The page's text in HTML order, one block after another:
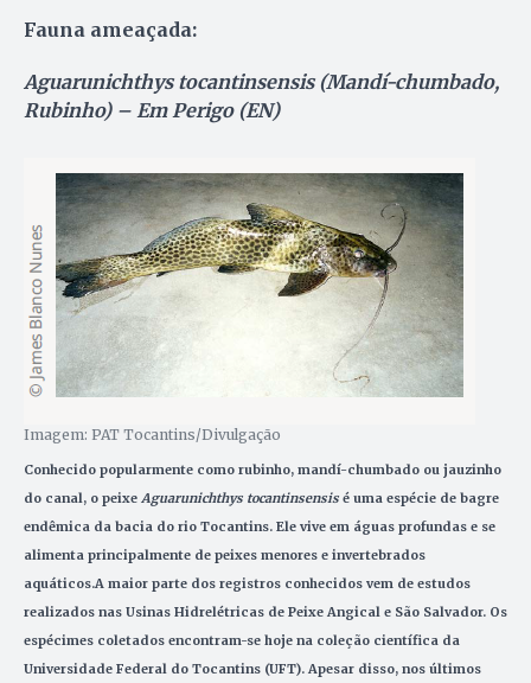
Fauna ameaçada:
Aguarunichthys tocantinsensis (Mandí-chumbado,
Rubinho) – Em Perigo (EN)
Imagem: PAT Tocantins/Divulgação
Conhecido popularmente como rubinho, mandí-chumbado ou jauzinho
do canal, o peixe Aguarunichthys tocantinsensis é uma espécie de bagre
endêmica da bacia do rio Tocantins. Ele vive em águas profundas e se
alimenta principalmente de peixes menores e invertebrados
aquáticos.A maior parte dos registros conhecidos vem de estudos
realizados nas Usinas Hidrelétricas de Peixe Angical e São Salvador. Os
espécimes coletados encontram-se hoje na coleção científica da
Universidade Federal do Tocantins (UFT). Apesar disso, nos últimos